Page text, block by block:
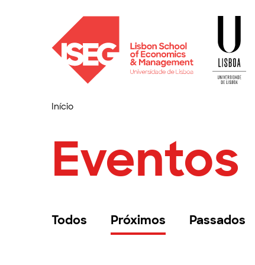
Início
Eventos
Todos Próximos Passados